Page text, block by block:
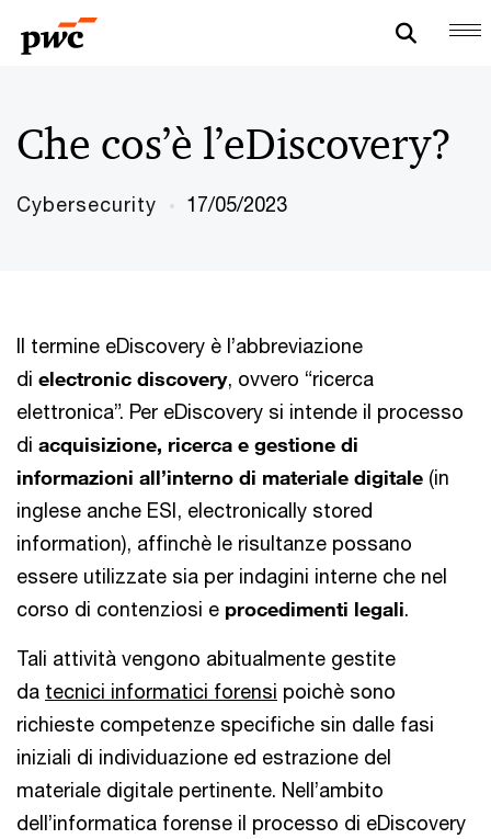
Che cos’è l’eDiscovery?
Cybersecurity 17/05/2023
Il termine eDiscovery è l’abbreviazione
di electronic discovery, ovvero “ricerca
elettronica”. Per eDiscovery si intende il processo
di acquisizione, ricerca e gestione di
informazioni all’interno di materiale digitale (in
inglese anche ESI, electronically stored
information), affinchè le risultanze possano
essere utilizzate sia per indagini interne che nel
corso di contenziosi e procedimenti legali.
Tali attività vengono abitualmente gestite
da tecnici informatici forensi poichè sono
richieste competenze specifiche sin dalle fasi
iniziali di individuazione ed estrazione del
materiale digitale pertinente. Nell’ambito
dell’informatica forense il processo di eDiscovery